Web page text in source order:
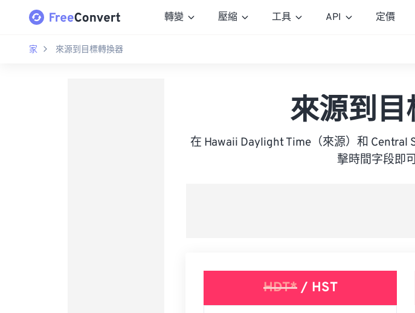
轉變 壓縮 工具 API 定價
家 來源到目標轉換器
來源到
在 Hawaii Daylight Time（來源）和
擊時間字段即
HDT*/ HST